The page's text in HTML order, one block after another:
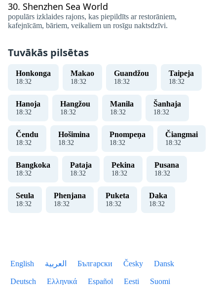
30. Shenzhen Sea World
populārs izklaides rajons, kas piepildīts ar restorāniem,
kafejnīcām, bāriem, veikaliem un rosīgu naktsdzīvi.
Tuvākās pilsētas
Honkonga
18:33
Makao
18:33
Guandžou
18:33
Taipeja
18:33
Hanoja
18:33
Hangžou
18:33
Manila
18:33
Šanhaja
18:33
Čendu
18:33
Hošimina
18:33
Pnompeņa
18:33
Čiangmai
18:33
Bangkoka
18:33
Pataja
18:33
Pekina
18:33
Pusana
18:33
Seula
18:33
Phenjana
18:33
Puketa
18:33
Daka
18:33
English العربية Български Česky Dansk
Deutsch Ελληνικά Español Eesti Suomi